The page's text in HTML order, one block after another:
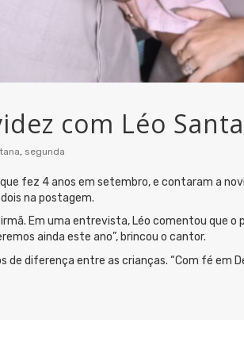
com Léo
, segunda
fez 4 anos em setembro, e contaram a
na postagem.
Em uma entrevista, Léo comentou que o
ainda este ano”, brincou o cantor.
diferença entre as crianças. “Com fé em